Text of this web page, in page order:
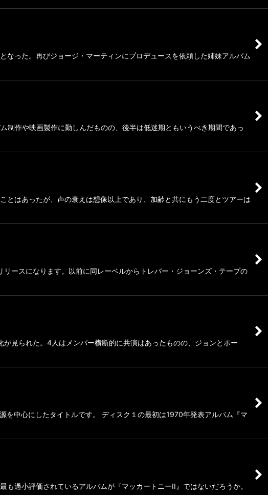
った。再びジョージ・マーティンにプロデュースを依頼した姉妹アルバム
作や映画製作に勤しんだものの、後半は低迷期ともいうべき期間であっ
はあったが、声の衰えは想像以上であり、加齢と共にもう二度とツアーは
ースになります。以前に同レーベルからトレバー・ジョーンズ・テープの
見られた。4人はメンバー横断的に共演はあったものの、ジョンとポー
中心にしたタイトルです。 ディスク１の最初は1970年発表アルバム『マ
過小評価されているアルバムが『マッカートニーII』ではないだろうか。